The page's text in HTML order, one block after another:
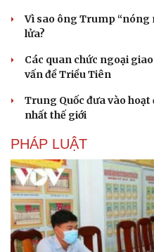
Vì sao ông Trump
lửa?
Các quan chức ngoại
vấn đề Triều Tiên
Trung Quốc đưa vào
nhất thế giới
PHÁP LUẬT